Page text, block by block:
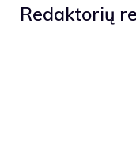
Redaktorių